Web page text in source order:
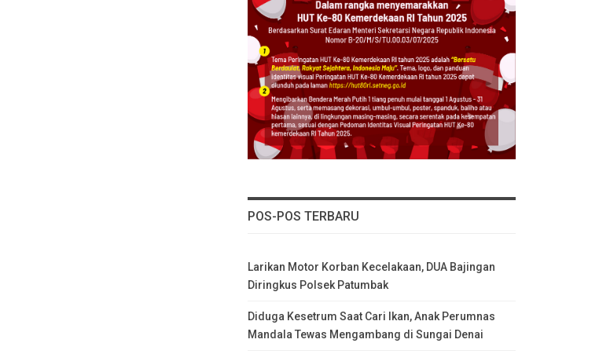
POS-POS TERBARU
Larikan Motor Korban Kecelakaan, DUA Bajingan
Diringkus Polsek Patumbak
Diduga Kesetrum Saat Cari Ikan, Anak Perumnas
Mandala Tewas Mengambang di Sungai Denai